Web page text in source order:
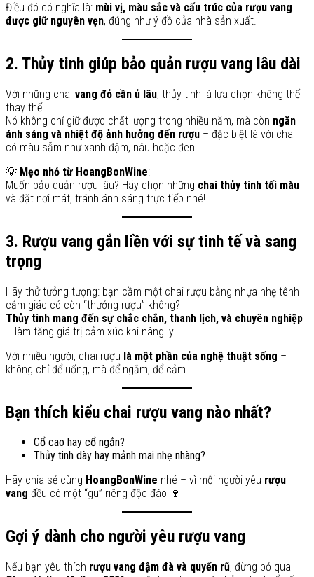
Điều đó có nghĩa là: mùi vị, màu sắc và cấu trúc của rượu vang
được giữ nguyên vẹn, đúng như ý đồ của nhà sản xuất.
2. Thủy tinh giúp bảo quản rượu vang lâu dài
Với những chai vang đỏ cần ủ lâu, thủy tinh là lựa chọn không thể
thay thế.
Nó không chỉ giữ được chất lượng trong nhiều năm, mà còn ngăn
ánh sáng và nhiệt độ ảnh hưởng đến rượu – đặc biệt là với chai
có màu sẫm như xanh đậm, nâu hoặc đen.
💡 Mẹo nhỏ từ HoangBonWine:
Muốn bảo quản rượu lâu? Hãy chọn những chai thủy tinh tối màu
và đặt nơi mát, tránh ánh sáng trực tiếp nhé!
3. Rượu vang gắn liền với sự tinh tế và sang
trọng
Hãy thử tưởng tượng: bạn cầm một chai rượu bằng nhựa nhẹ tênh –
cảm giác có còn “thưởng rượu” không?
Thủy tinh mang đến sự chắc chắn, thanh lịch, và chuyên nghiệp
– làm tăng giá trị cảm xúc khi nâng ly.
Với nhiều người, chai rượu là một phần của nghệ thuật sống –
không chỉ để uống, mà để ngắm, để cảm.
Bạn thích kiểu chai rượu vang nào nhất?
Cổ cao hay cổ ngắn?
Thủy tinh dày hay mảnh mai nhẹ nhàng?
Hãy chia sẻ cùng HoangBonWine nhé – vì mỗi người yêu rượu
vang đều có một “gu” riêng độc đáo 🍷
Gợi ý dành cho người yêu rượu vang
Nếu bạn yêu thích rượu vang đậm đà và quyến rũ, đừng bỏ qua